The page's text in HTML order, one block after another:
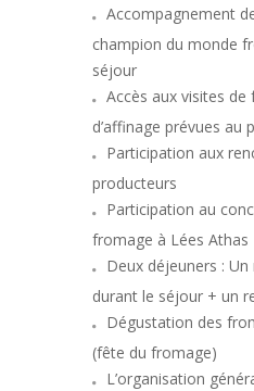
Accompagnement
champion du monde
séjour
Accès aux visites
d’affinage prévues au
Participation aux
producteurs
Participation au
fromage à Lées Athas
Deux déjeuners :
durant le séjour + un
Dégustation des
(fête du fromage)
L’organisation